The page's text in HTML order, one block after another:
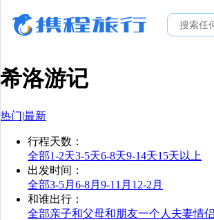
希洛游记
热门|最新
行程天数 ：
全部1-2天3-5天6-8天9-14天15天以上
出发时间 ：
全部3-5月 6-8月 9-11月 12-2月
和谁出行 ：
全部亲子和父母和朋友一个人 夫妻情侣